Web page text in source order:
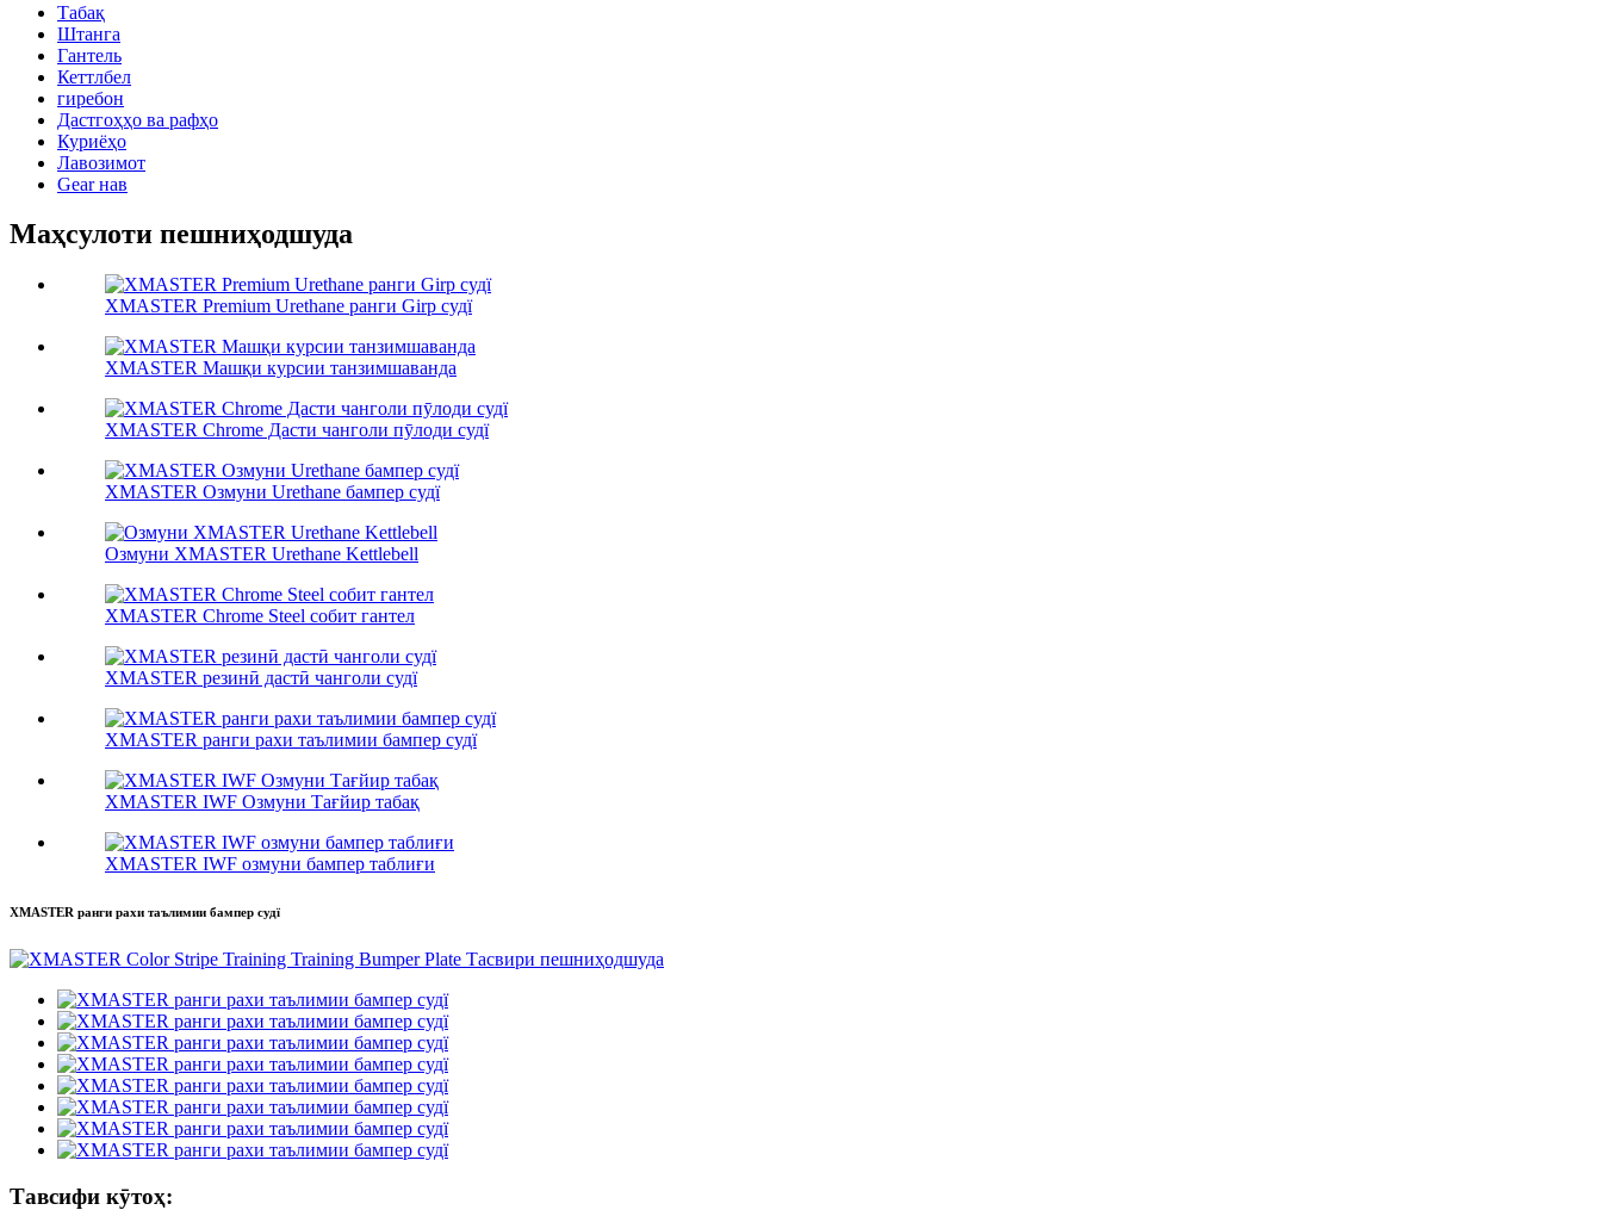
Табақ
Штанга
Гантель
Кеттлбел
гиребон
Дастгоҳҳо ва рафҳо
Куриёҳо
Лавозимот
Gear нав
Маҳсулоти пешниҳодшуда
XMASTER Premium Urethane ранги Girp судї
XMASTER Машқи курсии танзимшаванда
XMASTER Chrome Дасти чанголи пӯлоди судї
XMASTER Озмуни Urethane бампер судї
Озмуни XMASTER Urethane Kettlebell
XMASTER Chrome Steel собит гантел
XMASTER резинӣ дастӣ чанголи судї
XMASTER ранги рахи таълимии бампер судї
XMASTER IWF Озмуни Тағйир табақ
XMASTER IWF озмуни бампер таблиғи
XMASTER ранги рахи таълимии бампер судї
Тавсифи кӯтоҳ: